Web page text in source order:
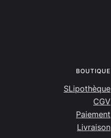
BOUTIQUE
SLipothèque
CGV
Paiement
Livraison